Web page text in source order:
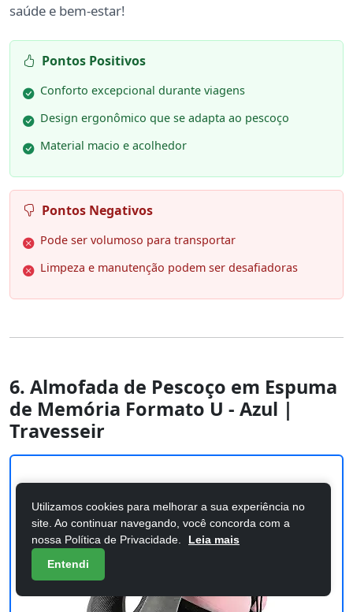
saúde e bem-estar!
Pontos Positivos
Conforto excepcional durante viagens
Design ergonômico que se adapta ao pescoço
Material macio e acolhedor
Pontos Negativos
Pode ser volumoso para transportar
Limpeza e manutenção podem ser desafiadoras
6. Almofada de Pescoço em Espuma
de Memória Formato U - Azul |
Travesseir
Utilizamos cookies para melhorar a sua experiência no
site. Ao continuar navegando, você concorda com a
nossa Política de Privacidade.
Leia mais
Entendi